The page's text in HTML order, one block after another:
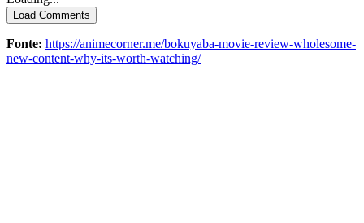
Load Comments
Fonte: https://animecorner.me/bokuyaba-movie-review-wholesome-
new-content-why-its-worth-watching/